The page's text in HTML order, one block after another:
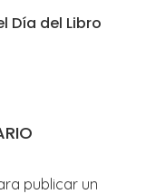
Día del Libro
publicar un